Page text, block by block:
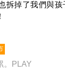
拆掉了我們與
。PLAY